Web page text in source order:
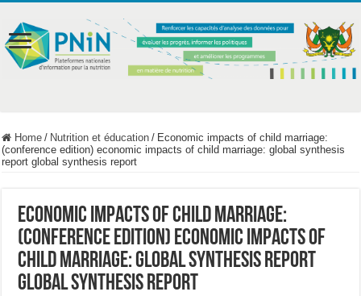
Home / Nutrition et éducation / Economic impacts of child marriage:
(conference edition) economic impacts of child marriage: global synthesis
report global synthesis report
Economic impacts of child marriage:
(conference edition) economic impacts of
child marriage: global synthesis report
global synthesis report